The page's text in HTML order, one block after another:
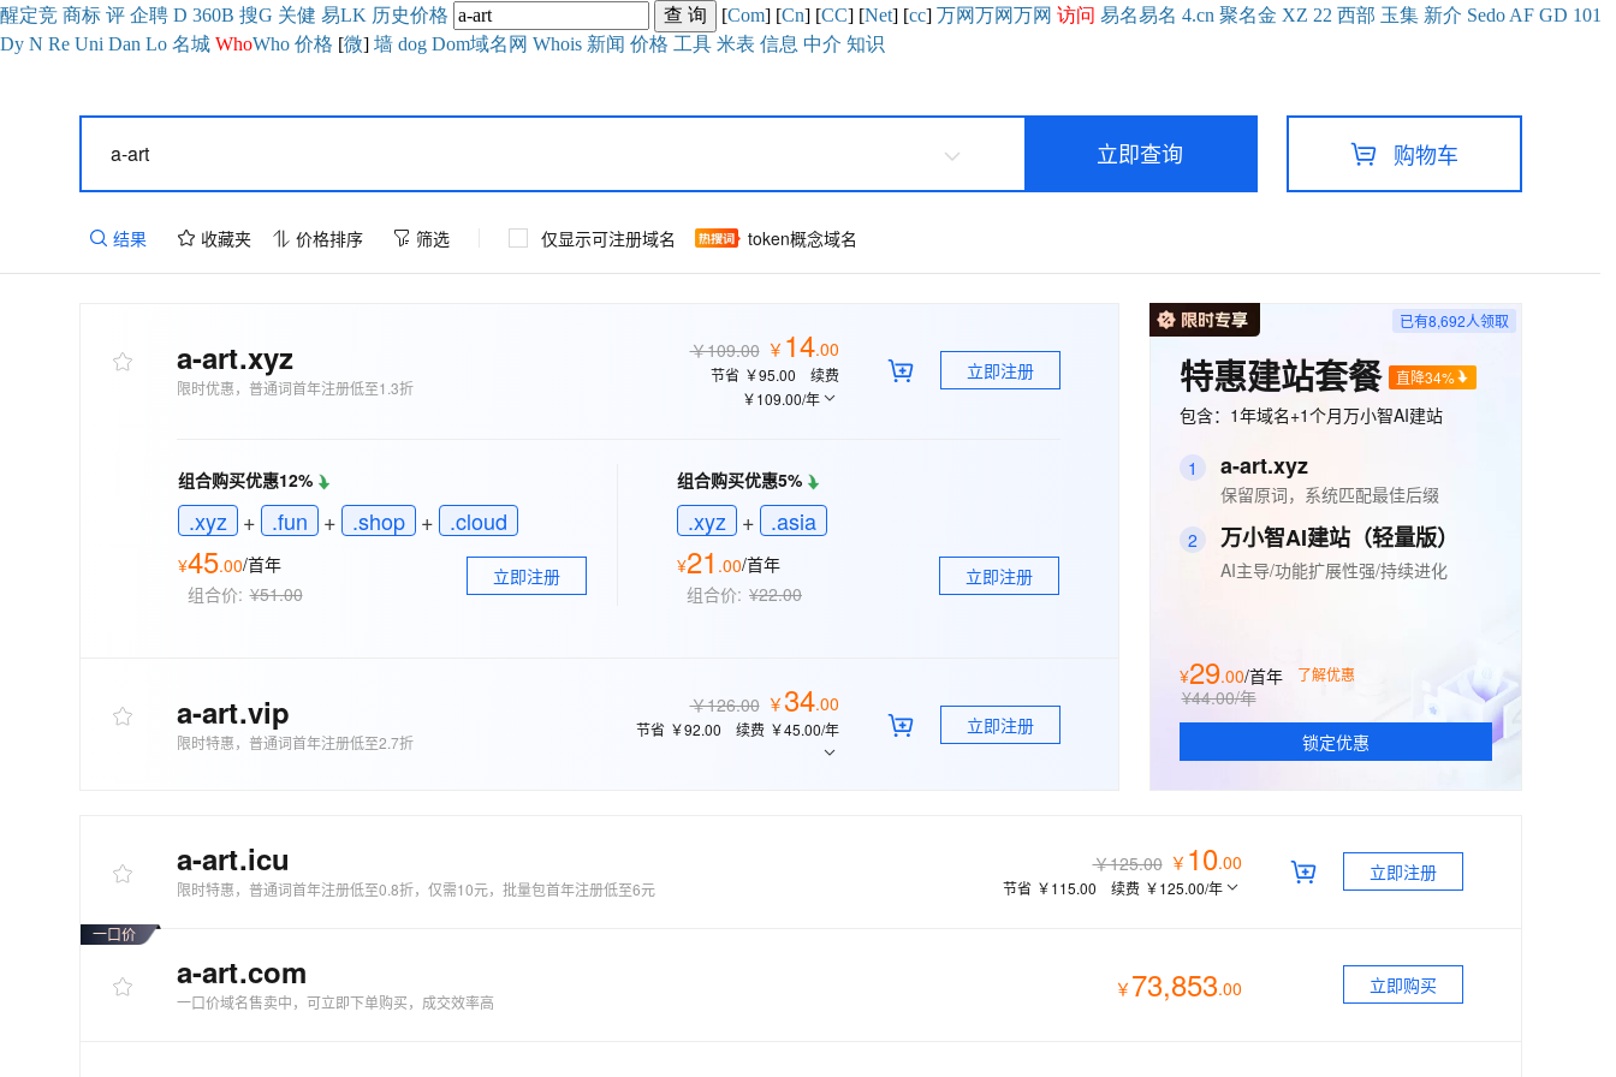
醒定竞 商标 评 企聘 D 360B 搜G 关健 易LK 历史价格 [Com] [Cn] [CC] [Net] [cc] 万网万网万网 访问 易名易名 4.cn 聚名金 XZ 22 西部 玉集 新介 Sedo AF GD 101
Dy N Re Uni Dan Lo 名城 WhoWho 价格 [微] 墙 dog Dom域名网 Whois 新闻 价格 工具 米表 信息 中介 知识